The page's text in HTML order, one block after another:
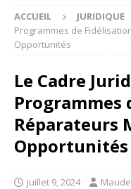
ACCUEIL JURIDIQUE
Programmes de
Opportunités
Le Cadre
Programmes
Réparateurs
Opportunités
juillet 9, 2024